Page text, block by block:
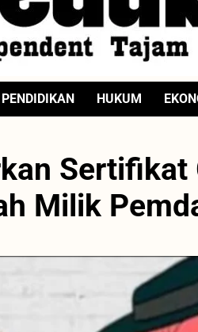
PENDIDIKAN HUKUM
Sertifikat
Milik